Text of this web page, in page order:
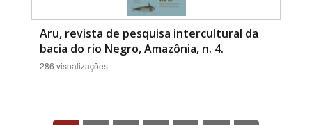
Aru, revista de pesquisa intercultural da
bacia do rio Negro, Amazônia, n. 4.
286 visualizações